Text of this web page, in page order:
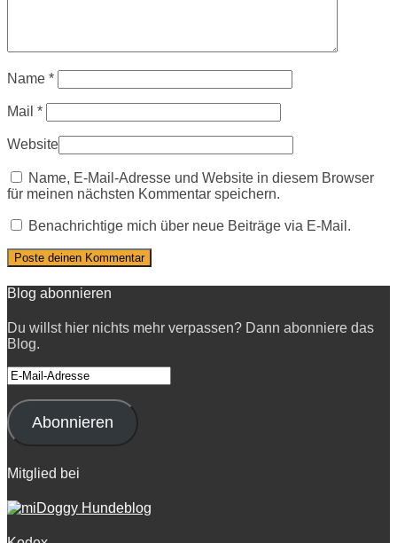
Name *
Mail *
Website
Name, E-Mail-Adresse und Website in diesem Browser
für meinen nächsten Kommentar speichern.
Benachrichtige mich über neue Beiträge via E-Mail.
Blog abonnieren
Du willst hier nichts mehr verpassen? Dann abonniere das
Blog.
E-
Mail-
Adresse
Abonnieren
Mitglied bei